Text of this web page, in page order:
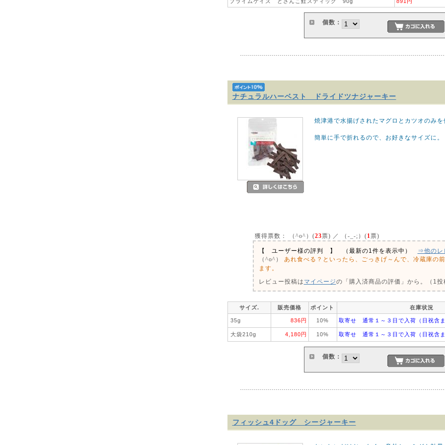
個数：
ナチュラルハーベスト ドライドツナジャーキー
焼津港で水揚げされたマグロとカツオのみを
簡単に手で折れるので、お好きなサイズに。
獲得票数： （^o^）(23票) ／ （-_-;）(1 票)
【 ユーザー様の評判 】 （最新の1件を表示中）
⇒他のレ
（^o^）
あれ食べる？といったら、ごっきげ～んで、冷蔵庫の
ます。
レビュー投稿は マイページの「購入済商品の評価」から。（1投
サイズ. 販売価格 ポイント 在庫状況
35g 836円 10% 取寄せ 通常１～３日で入荷（日祝含ま
大袋210g 4,180円 10% 取寄せ 通常１～３日で入荷（日祝含ま
個数：
フィッシュ4ドッグ シージャーキー